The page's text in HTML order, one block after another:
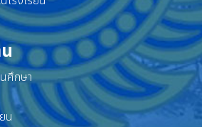
ศึกษา
น